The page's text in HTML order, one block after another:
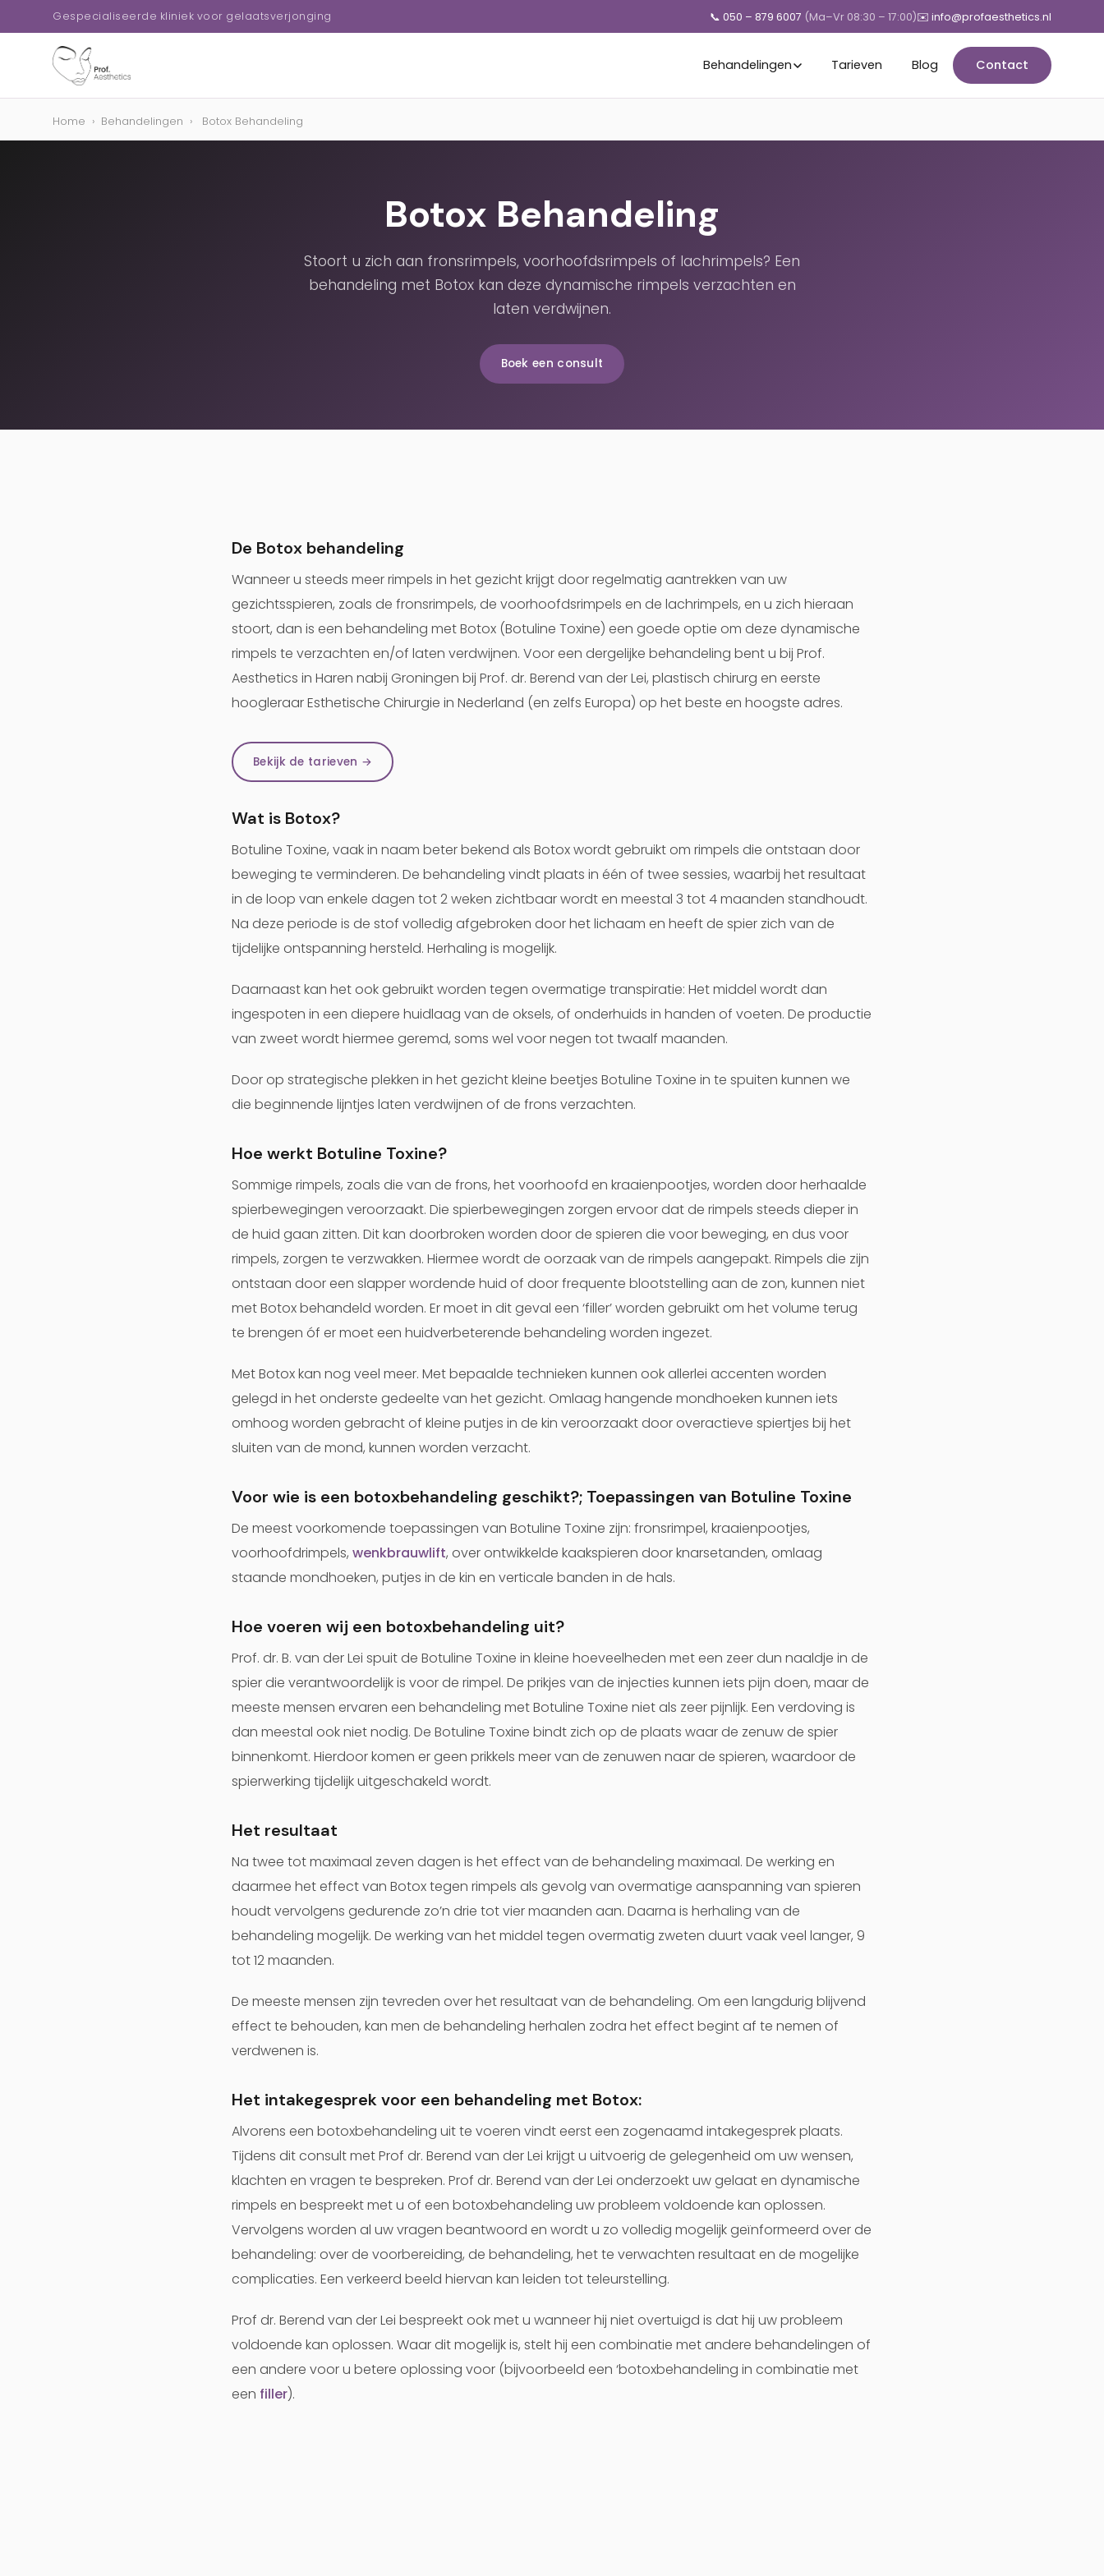
Gespecialiseerde kliniek voor gelaatsverjonging 📞 050 – 879 6007 (Ma–Vr 08:30 – 17:00)✉️ info@profaesthetics.nl
Behandelingen Tarieven Blog Contact
Home › Behandelingen › Botox Behandeling
Botox Behandeling
Stoort u zich aan fronsrimpels, voorhoofdsrimpels of lachrimpels? Een
behandeling met Botox kan deze dynamische rimpels verzachten en
laten verdwijnen.
Boek een consult
De Botox behandeling
Wanneer u steeds meer rimpels in het gezicht krijgt door regelmatig aantrekken van uw
gezichtsspieren, zoals de fronsrimpels, de voorhoofdsrimpels en de lachrimpels, en u zich hieraan
stoort, dan is een behandeling met Botox (Botuline Toxine) een goede optie om deze dynamische
rimpels te verzachten en/of laten verdwijnen. Voor een dergelijke behandeling bent u bij Prof.
Aesthetics in Haren nabij Groningen bij Prof. dr. Berend van der Lei, plastisch chirurg en eerste
hoogleraar Esthetische Chirurgie in Nederland (en zelfs Europa) op het beste en hoogste adres.
Bekijk de tarieven →
Wat is Botox?
Botuline Toxine, vaak in naam beter bekend als Botox wordt gebruikt om rimpels die ontstaan door
beweging te verminderen. De behandeling vindt plaats in één of twee sessies, waarbij het resultaat
in de loop van enkele dagen tot 2 weken zichtbaar wordt en meestal 3 tot 4 maanden standhoudt.
Na deze periode is de stof volledig afgebroken door het lichaam en heeft de spier zich van de
tijdelijke ontspanning hersteld. Herhaling is mogelijk.
Daarnaast kan het ook gebruikt worden tegen overmatige transpiratie: Het middel wordt dan
ingespoten in een diepere huidlaag van de oksels, of onderhuids in handen of voeten. De productie
van zweet wordt hiermee geremd, soms wel voor negen tot twaalf maanden.
Door op strategische plekken in het gezicht kleine beetjes Botuline Toxine in te spuiten kunnen we
die beginnende lijntjes laten verdwijnen of de frons verzachten.
Hoe werkt Botuline Toxine?
Sommige rimpels, zoals die van de frons, het voorhoofd en kraaienpootjes, worden door herhaalde
spierbewegingen veroorzaakt. Die spierbewegingen zorgen ervoor dat de rimpels steeds dieper in
de huid gaan zitten. Dit kan doorbroken worden door de spieren die voor beweging, en dus voor
rimpels, zorgen te verzwakken. Hiermee wordt de oorzaak van de rimpels aangepakt. Rimpels die zijn
ontstaan door een slapper wordende huid of door frequente blootstelling aan de zon, kunnen niet
met Botox behandeld worden. Er moet in dit geval een ‘filler’ worden gebruikt om het volume terug
te brengen óf er moet een huidverbeterende behandeling worden ingezet.
Met Botox kan nog veel meer. Met bepaalde technieken kunnen ook allerlei accenten worden
gelegd in het onderste gedeelte van het gezicht. Omlaag hangende mondhoeken kunnen iets
omhoog worden gebracht of kleine putjes in de kin veroorzaakt door overactieve spiertjes bij het
sluiten van de mond, kunnen worden verzacht.
Voor wie is een botoxbehandeling geschikt?; Toepassingen van Botuline Toxine
De meest voorkomende toepassingen van Botuline Toxine zijn: fronsrimpel, kraaienpootjes,
voorhoofdrimpels, wenkbrauwlift, over ontwikkelde kaakspieren door knarsetanden, omlaag
staande mondhoeken, putjes in de kin en verticale banden in de hals.
Hoe voeren wij een botoxbehandeling uit?
Prof. dr. B. van der Lei spuit de Botuline Toxine in kleine hoeveelheden met een zeer dun naaldje in de
spier die verantwoordelijk is voor de rimpel. De prikjes van de injecties kunnen iets pijn doen, maar de
meeste mensen ervaren een behandeling met Botuline Toxine niet als zeer pijnlijk. Een verdoving is
dan meestal ook niet nodig. De Botuline Toxine bindt zich op de plaats waar de zenuw de spier
binnenkomt. Hierdoor komen er geen prikkels meer van de zenuwen naar de spieren, waardoor de
spierwerking tijdelijk uitgeschakeld wordt.
Het resultaat
Na twee tot maximaal zeven dagen is het effect van de behandeling maximaal. De werking en
daarmee het effect van Botox tegen rimpels als gevolg van overmatige aanspanning van spieren
houdt vervolgens gedurende zo’n drie tot vier maanden aan. Daarna is herhaling van de
behandeling mogelijk. De werking van het middel tegen overmatig zweten duurt vaak veel langer, 9
tot 12 maanden.
De meeste mensen zijn tevreden over het resultaat van de behandeling. Om een langdurig blijvend
effect te behouden, kan men de behandeling herhalen zodra het effect begint af te nemen of
verdwenen is.
Het intakegesprek voor een behandeling met Botox:
Alvorens een botoxbehandeling uit te voeren vindt eerst een zogenaamd intakegesprek plaats.
Tijdens dit consult met Prof dr. Berend van der Lei krijgt u uitvoerig de gelegenheid om uw wensen,
klachten en vragen te bespreken. Prof dr. Berend van der Lei onderzoekt uw gelaat en dynamische
rimpels en bespreekt met u of een botoxbehandeling uw probleem voldoende kan oplossen.
Vervolgens worden al uw vragen beantwoord en wordt u zo volledig mogelijk geïnformeerd over de
behandeling: over de voorbereiding, de behandeling, het te verwachten resultaat en de mogelijke
complicaties. Een verkeerd beeld hiervan kan leiden tot teleurstelling.
Prof dr. Berend van der Lei bespreekt ook met u wanneer hij niet overtuigd is dat hij uw probleem
voldoende kan oplossen. Waar dit mogelijk is, stelt hij een combinatie met andere behandelingen of
een andere voor u betere oplossing voor (bijvoorbeeld een ‘botoxbehandeling in combinatie met
een filler).